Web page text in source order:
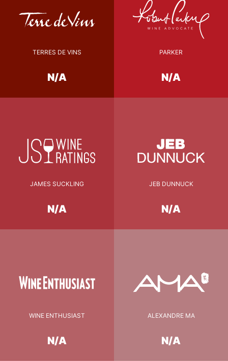
TERRES DE VINS
N/A
PARKER
N/A
JAMES SUCKLING
N/A
JEB DUNNUCK
N/A
WINE ENTHUSIAST
N/A
ALEXANDRE MA
N/A